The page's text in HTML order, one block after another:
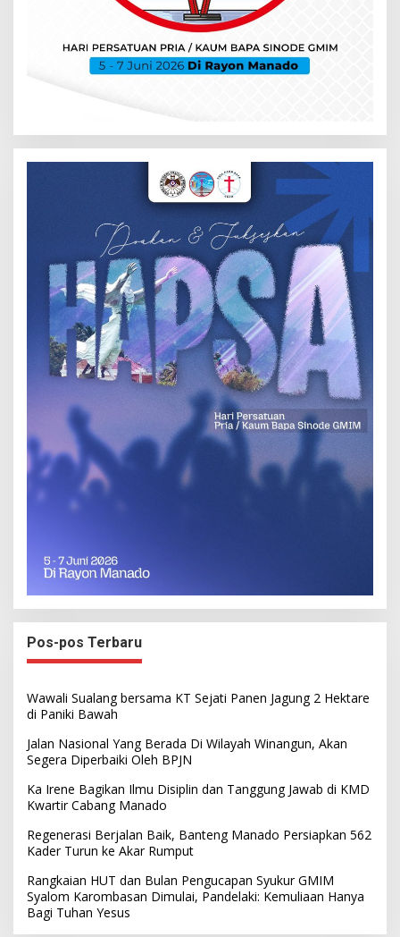
Pos-pos Terbaru
Wawali Sualang bersama KT Sejati Panen Jagung 2 Hektare
di Paniki Bawah
Jalan Nasional Yang Berada Di Wilayah Winangun, Akan
Segera Diperbaiki Oleh BPJN
Ka Irene Bagikan Ilmu Disiplin dan Tanggung Jawab di KMD
Kwartir Cabang Manado
Regenerasi Berjalan Baik, Banteng Manado Persiapkan 562
Kader Turun ke Akar Rumput
Rangkaian HUT dan Bulan Pengucapan Syukur GMIM
Syalom Karombasan Dimulai, Pandelaki: Kemuliaan Hanya
Bagi Tuhan Yesus